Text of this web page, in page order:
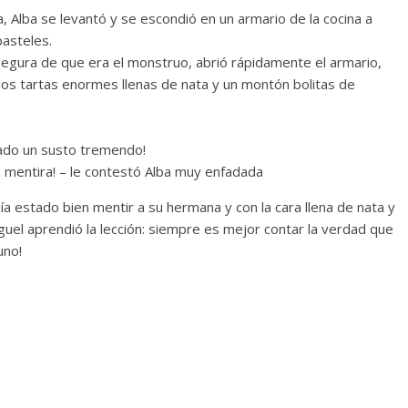
se levantó y se escondió en un armario de la cocina a
de que era el monstruo, abrió rápidamente el armario,
tartas enormes llenas de nata y un montón bolitas de
un susto tremendo!
mentira! – le contestó Alba muy enfadada
estado bien mentir a su hermana y con la cara llena de nata y
aprendió la lección: siempre es mejor contar la verdad que